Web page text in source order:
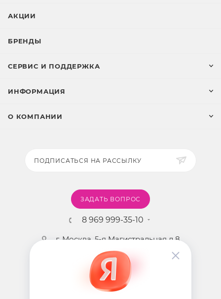
АКЦИИ
БРЕНДЫ
СЕРВИС И ПОДДЕРЖКА
ИНФОРМАЦИЯ
О КОМПАНИИ
ПОДПИСАТЬСЯ НА РАССЫЛКУ
ЗАДАТЬ ВОПРОС
8 969 999-35-10
г. Москва, 5-я Магистральная д.8